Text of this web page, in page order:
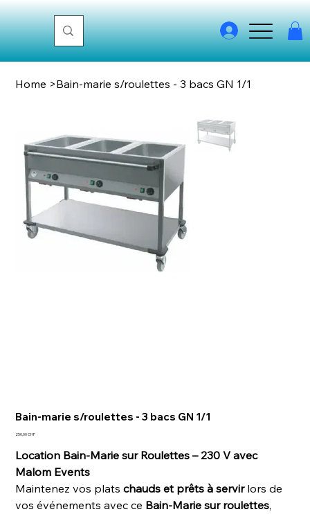
Home >Bain-marie s/roulettes - 3 bacs GN 1/1
Bain-marie s/roulettes - 3 bacs GN 1/1
Prix
250,00 CHF
Location Bain-Marie sur Roulettes – 230 V avec
Malom Events
Maintenez vos platschauds et prêts à servirlors de
vos événements avec ce Bain-Marie sur roulettes,